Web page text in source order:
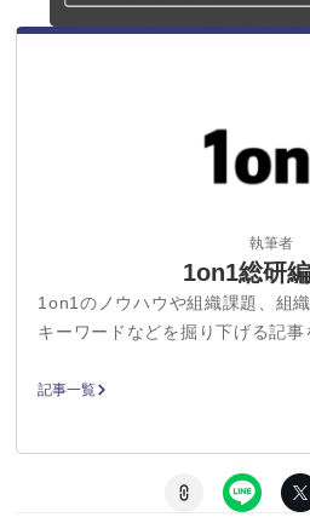
執筆者
1on1総研
1on1のノウハウや組織課題、組
キーワードなどを掘り下げる記事
記事一覧